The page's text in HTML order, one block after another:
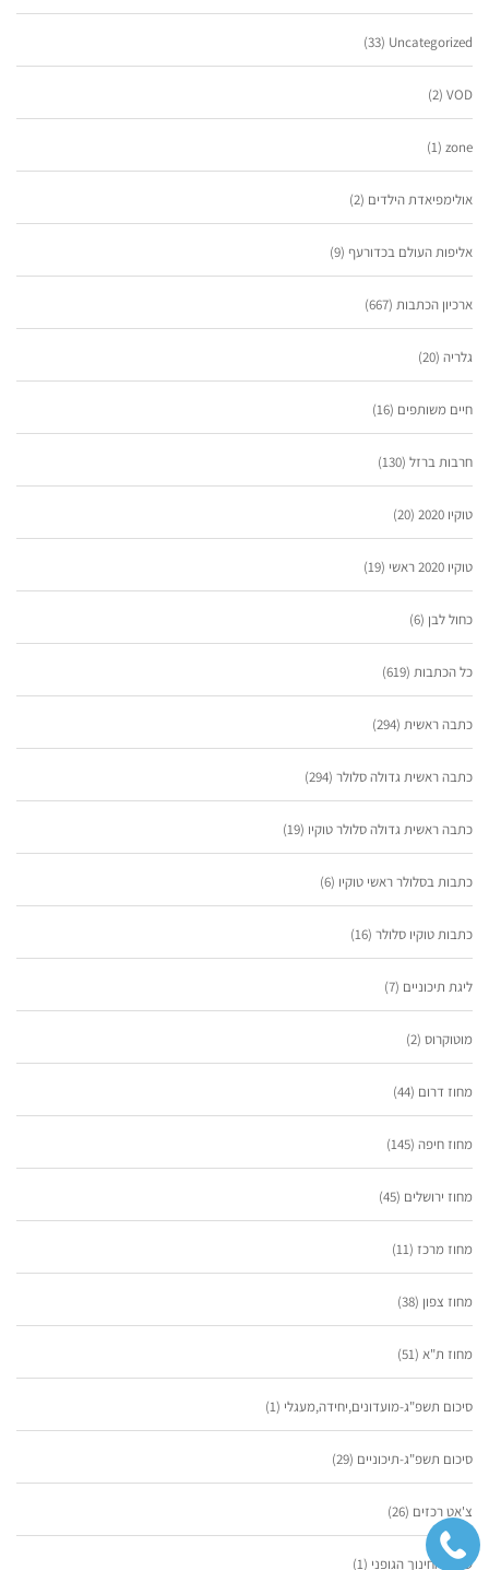
Uncategorized
(33)
VOD
(2)
zone
(1)
אולימפיאדת הילדים (2)
אליפות העולם בכדורעף (9)
ארכיון הכתבות (667)
גלריה (20)
חיים משותפים (16)
חרבות ברזל (130)
טוקיו 2020 (20)
טוקיו 2020 ראשי (19)
כחול לבן (6)
כל הכתבות (619)
כתבה ראשית (294)
כתבה ראשית גדולה סלולר (294)
כתבה ראשית גדולה סלולר טוקיו (19)
כתבות בסלולר ראשי טוקיו (6)
כתבות טוקיו סלולר (16)
ליגת תיכוניים (7)
מוטוקרוס (2)
מחוז דרום (44)
מחוז חיפה (145)
מחוז ירושלים (45)
מחוז מרכז (11)
מחוז צפון (38)
מחוז ת"א (51)
סיכום תשפ"ג-מועדונים,יחידה,מעגלי (1)
סיכום תשפ"ג-תיכוניים (29)
צ'אט רכזים (26)
שבוע החינוך הגופני (1)